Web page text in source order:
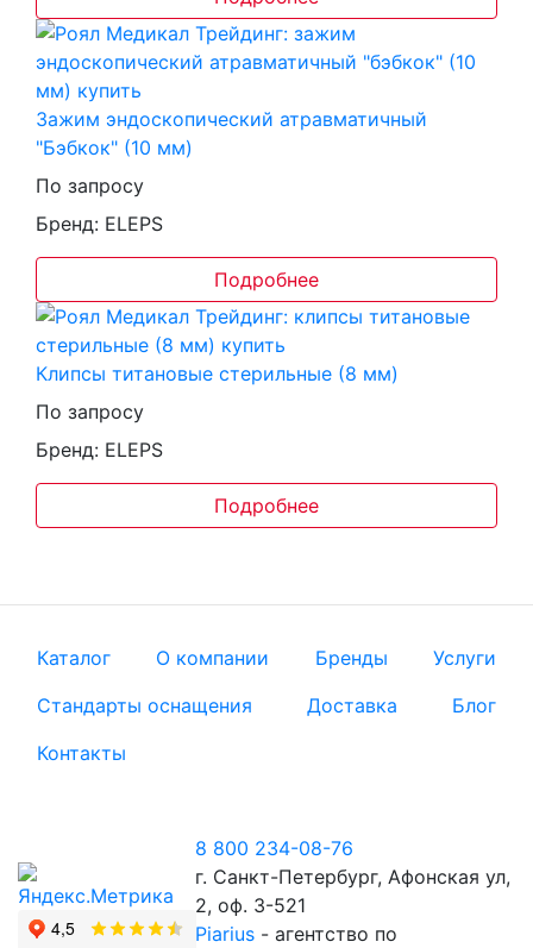
Зажим эндоскопический атравматичный
"Бэбкок" (10 мм)
По запросу
Бренд: ELEPS
Подробнее
Клипсы титановые стерильные (8 мм)
По запросу
Бренд: ELEPS
Подробнее
Каталог О компании Бренды
Услуги
Стандарты оснащения
Доставка
Блог
Контакты
8 800 234-08-76
г. Санкт-Петербург, Афонская ул,
2, оф. 3-521
Piarius - агентство по